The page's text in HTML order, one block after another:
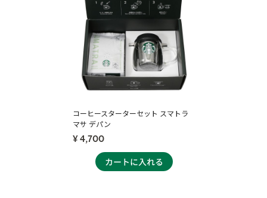
コーヒースターターセット スマトラ
マサ デパン
¥ 4,700